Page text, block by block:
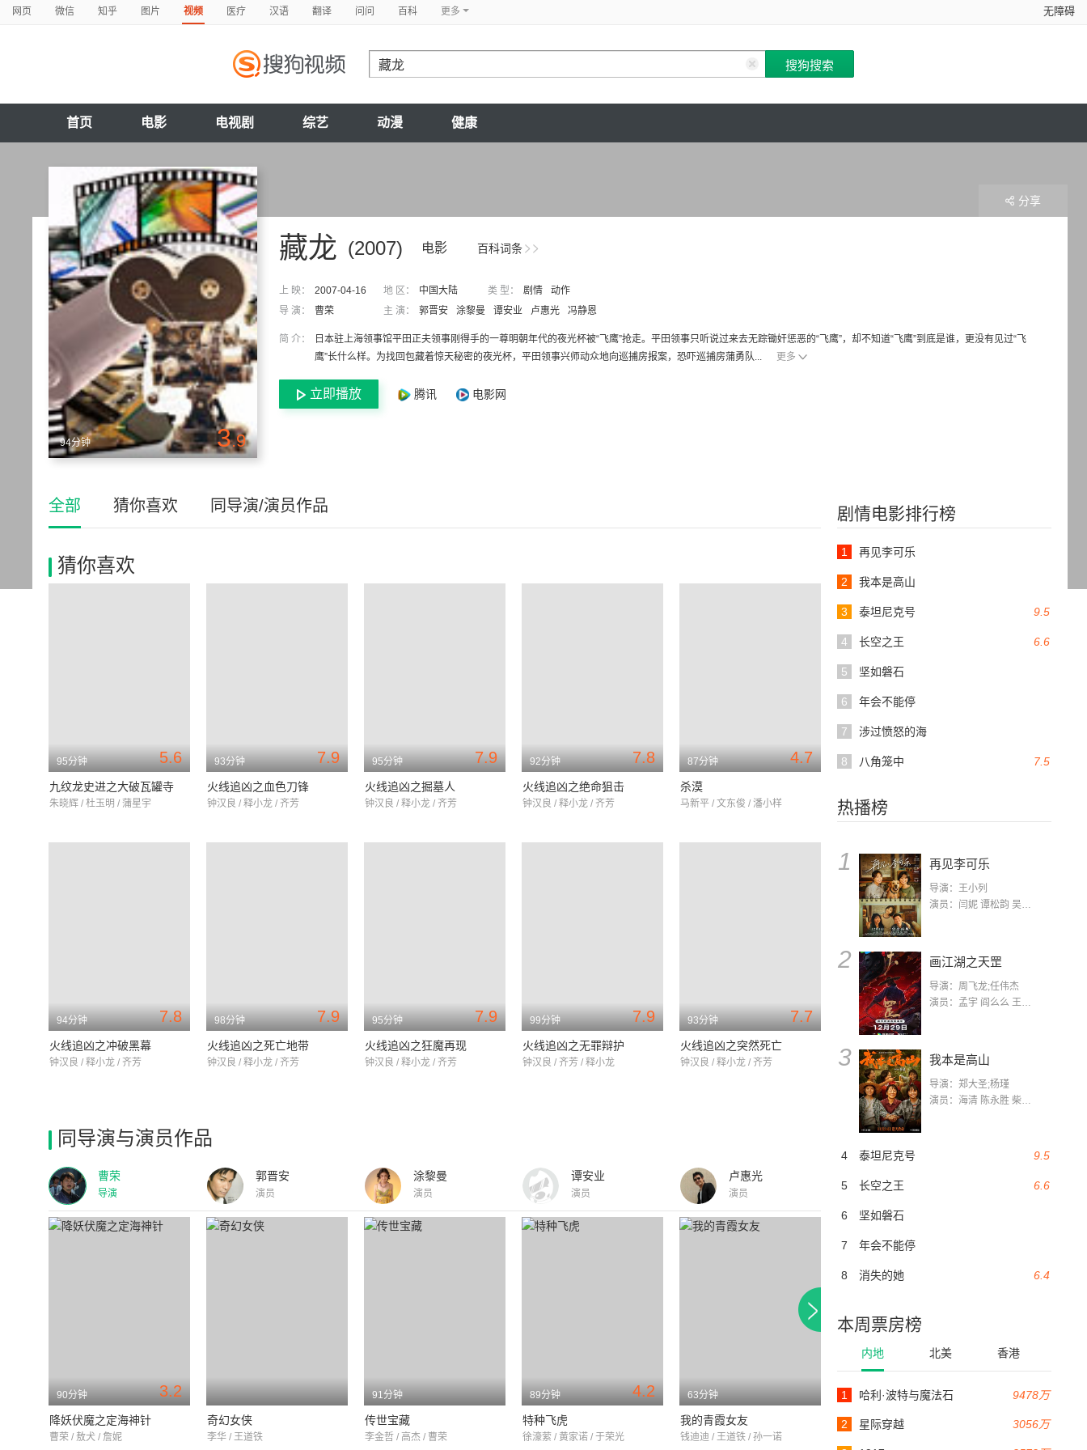
网页 微信 知乎 图片 视频 医疗 汉语 翻译 问问 百科 更多 无障碍
首页 电影 电视剧 综艺 动漫 健康
94分钟 3.9
百科词条
(2007) 电影
藏龙
上 映： 2007-04-16 地 区： 中国大陆 类 型： 剧情
动作
导 演：
曹荣 主 演： 郭晋安 涂黎曼 谭安业 卢惠光 冯静恩
简 介：
日本驻上海领事馆平田正夫领事刚得手的一尊明朝年代的夜光杯被“飞鹰”抢走。平田领事只听说过来去无踪锄奸惩恶的“飞鹰”，却不知道“飞鹰”到底是谁，更没有见过“飞
鹰”长什么样。为找回包藏着惊天秘密的夜光杯，平田领事兴师动众地向巡捕房报案，恐吓巡捕房蒲勇队...
更多
立即播放 腾讯 电影网
分享
剧情电影排行榜
1 再见李可乐
2 我本是高山
9.5
3 泰坦尼克号
6.6
4 长空之王
5 坚如磐石
6 年会不能停
7 涉过愤怒的海
7.5
8 八角笼中
热播榜
1 再见李可乐
导演：王小列
演员：闫妮 谭松韵 吴京 蒋龙 赵小棠 冯雷 李虎城 平安 小七 小可乐
2 画江湖之天罡
导演：周飞龙;任伟杰
演员：孟宇 阎么么 王凯 郭政建 阎萌萌 杨默 高枫 齐斯伽 刘芊含 马程
3 我本是高山
导演：郑大圣;杨瑾
演员：海清 陈永胜 柴烨 王玥婷 万国鹏 美朵达瓦 赵瑞婷 罗解艳 郭莉娜 潘家艳
9.5
4 泰坦尼克号
6.6
5 长空之王
6 坚如磐石
7 年会不能停
6.4
8 消失的她
本周票房榜
内地 北美 香港
9478万
1 哈利·波特与魔法石
3056万
2 星际穿越
全部 猜你喜欢 同导演/演员作品
猜你喜欢
5.6
95分钟
九纹龙史进之大破瓦罐寺
朱晓辉 / 杜玉明 / 蒲星宇
7.9
93分钟
火线追凶之血色刀锋
钟汉良 / 释小龙 / 齐芳
7.9
95分钟
火线追凶之掘墓人
钟汉良 / 释小龙 / 齐芳
7.8
92分钟
火线追凶之绝命狙击
钟汉良 / 释小龙 / 齐芳
4.7
87分钟
杀漠
马新平 / 文东俊 / 潘小样
7.8
94分钟
火线追凶之冲破黑幕
钟汉良 / 释小龙 / 齐芳
7.9
98分钟
火线追凶之死亡地带
钟汉良 / 释小龙 / 齐芳
7.9
95分钟
火线追凶之狂魔再现
钟汉良 / 释小龙 / 齐芳
7.9
99分钟
火线追凶之无罪辩护
钟汉良 / 齐芳 / 释小龙
7.7
93分钟
火线追凶之突然死亡
钟汉良 / 释小龙 / 齐芳
同导演与演员作品
曹荣
导演
郭晋安
演员
涂黎曼
演员
谭安业
演员
卢惠光
演员
3.2
90分钟
降妖伏魔之定海神针
曹荣 / 敖犬 / 詹妮
奇幻女侠
李华 / 王道铁
91分钟
传世宝藏
李金哲 / 高杰 / 曹荣
4.2
89分钟
特种飞虎
徐濠萦 / 黄家诺 / 于荣光
63分钟
我的青霞女友
钱迪迪 / 王道铁 / 孙一诺
100分钟
人皇伏羲
93分钟
谈谈心恋恋爱